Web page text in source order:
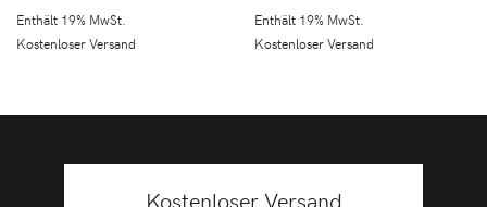
Enthält 19% MwSt.
Kostenloser Versand
Enthält 19% MwSt.
Kostenloser Versand
Kostenloser Versand